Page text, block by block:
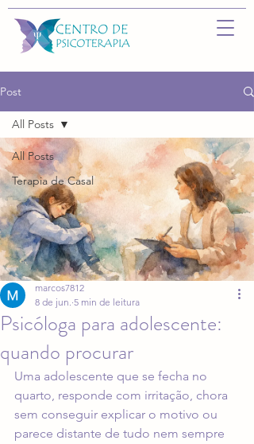
Post
All Posts
Terapia de Casal
All Posts
Psicóloga para adolescente:
quando procurar
marcos7812
8 de jun. 5 min de leitura
Uma adolescente que se fecha no
quarto, responde com irritação, chora
sem conseguir explicar o motivo ou
parece distante de tudo nem sempre